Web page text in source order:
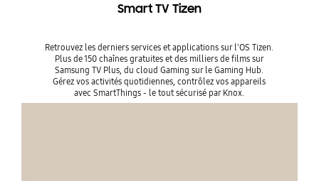
Smart TV Tizen
Retrouvez les derniers services et applications sur l'OS Tizen.
Plus de 150 chaînes gratuites et des milliers de films sur
Samsung TV Plus, du cloud Gaming sur le Gaming Hub.
Gérez vos activités quotidiennes, contrôlez vos appareils
avec SmartThings - le tout sécurisé par Knox.